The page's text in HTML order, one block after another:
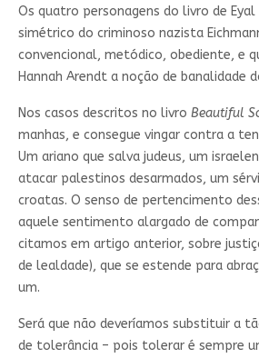
Os quatro personagens do livro de
simétrico do criminoso nazista
convencional, metódico, obediente, e
Hannah Arendt a noção de banalidade
Nos casos descritos no livro Beautiful
manhas, e consegue vingar contra a
Um ariano que salva judeus, um
atacar palestinos desarmados, um
croatas. O senso de pertencimento
aquele sentimento alargado de
citamos em artigo anterior, sobre
de lealdade), que se estende para
um.
Será que não deveríamos substituir a
de tolerância – pois tolerar é sempre